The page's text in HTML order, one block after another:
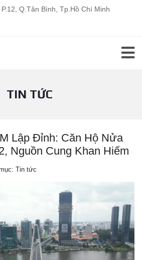
Q.Tân Bình, Tp.Hồ Chí Minh
TIN TỨC
Lập Đỉnh: Căn Hộ Nửa
Nguồn Cung Khan Hiếm
Tin tức